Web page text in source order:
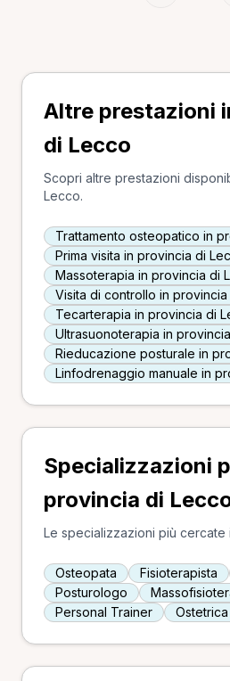
Altre prestazioni
di Lecco
Scopri altre prestazioni
Lecco.
Trattamento osteopatico in
Prima visita in provincia di
Massoterapia in provincia di
Visita di controllo in
Tecarterapia in provincia di
Ultrasuonoterapia in
Rieducazione posturale in
Linfodrenaggio manuale in
Specializzazioni
provincia di
Le specializzazioni più cercate
Osteopata Fisioterapista
Posturologo
Personal Trainer
Ostetrica